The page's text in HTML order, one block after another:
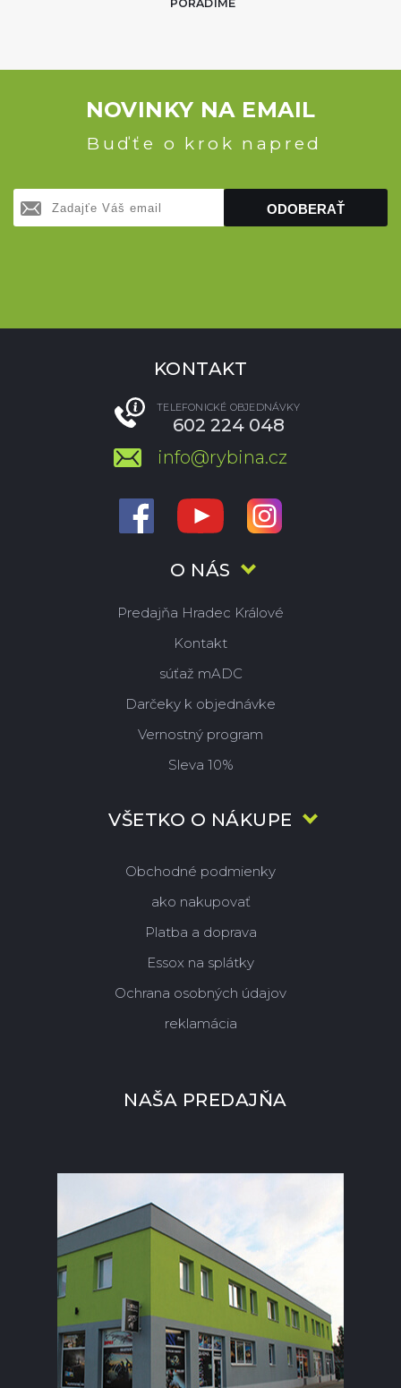
PORADÍME
NOVINKY NA EMAIL
Buďťe o krok napred
ODOBERAŤ
O NÁS
Predajňa Hradec Králové
Kontakt
súťaž mADC
Darčeky k objednávke
Vernostný program
Sleva 10%
VŠETKO O NÁKUPE
Obchodné podmienky
ako nakupovať
Platba a doprava
Essox na splátky
Ochrana osobných údajov
reklamácia
KONTAKT
TELEFONICKÉ OBJEDNÁVKY
602 224 048
info@rybina.cz
NAŠA PREDAJŇA